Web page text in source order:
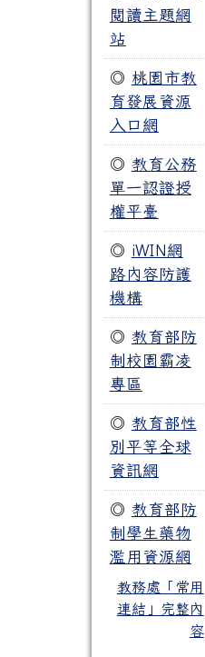
閱讀主題網
站
◎ 桃園市教
育發展資源
入口網
◎ 教育公務
單一認證授
權平臺
◎ iWIN網
路內容防護
機構
◎ 教育部防
制校園霸凌
專區
◎ 教育部性
別平等全球
資訊網
◎ 教育部防
制學生藥物
濫用資源網
教務處「常用
連結」完整內
容